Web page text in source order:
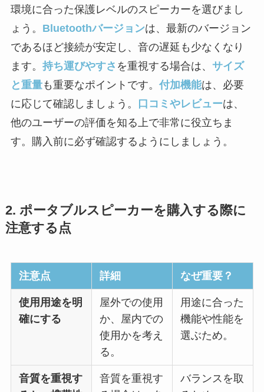
環境に合った保護レベルのスピーカーを選びまし
ょう。 Bluetoothバージョンは、最新のバージョン
であるほど接続が安定し、音の遅延も少なくなり
ます。 持ち運びやすさ を重視する場合は、 サイズ
と重量も重要なポイントです。 付加機能は、必要
に応じて確認しましょう。
口コミやレビューは、
他のユーザーの評価を知る上で非常に役立ちま
す。購入前に必ず確認するようにしましょう。
2. ポータブルスピーカーを購入する際に
注意する点
注意点 詳細 なぜ重要？
使用用途を明
確にする
屋外での使用
か、屋内での
使用かを考え
る。
用途に合った
機能や性能を
選ぶため。
音質を重視す
音質を重視す
バランスを取